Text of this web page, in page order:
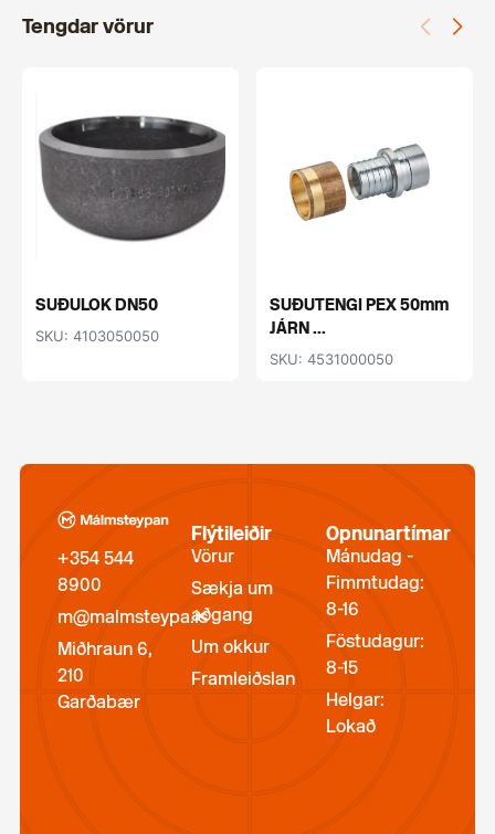
Tengdar vörur
SUÐULOK DN50
SKU: 4103050050
SUÐUTENGI PEX 50mm
JÁRN ...
SKU: 4531000050
+354 544
8900
m@malmsteypa.is
Miðhraun 6,
210
Garðabær
Flýtileiðir
Vörur
Sækja um
aðgang
Um okkur
Framleiðslan
Opnunartímar
Mánudag -
Fimmtudag:
8-16
Föstudagur:
8-15
Helgar:
Lokað